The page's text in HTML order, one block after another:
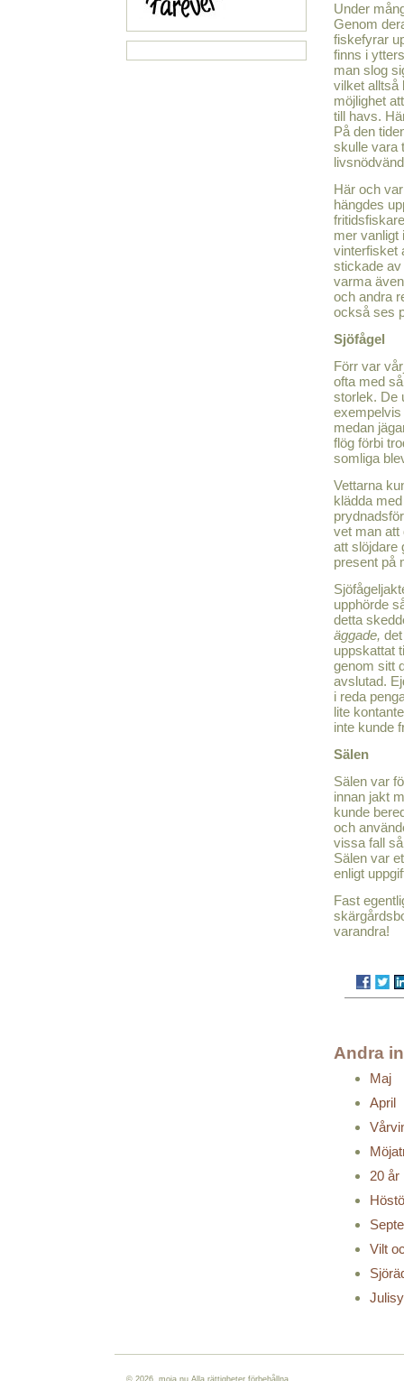
Under
Genom
fiskefyrar
finns i
man slog
vilket alltså
möjlighet
till havs.
På den
skulle vara
Här och
hängdes
mer vanligt
vinterfisket
stickade av
varma
och andra
också ses
Sjöfågel
Förr var
ofta med
storlek. De
exempelvis
medan
flög förbi
somliga
Vettarna
klädda
vet man att
att slöjdare
present på
upphörde
detta
äggade,
uppskattat
genom sitt
avslutad.
i reda
lite
inte kunde
Sälen
Sälen var
innan jakt
kunde
och
vissa fall
Sälen var
enligt
Fast
varandra!
Andra
Maj
April
20 år
Vilt
© 2026. moja.nu Alla rättigheter förbehållna.